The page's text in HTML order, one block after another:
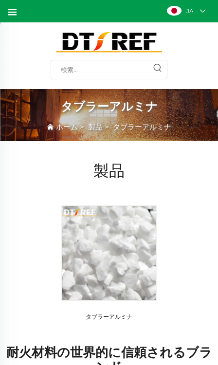
JA
タブラーアルミナ
ホーム>製品>タブラーアルミナ
製品
タブラーアルミナ
耐火材料の世界的に信頼されるブラ